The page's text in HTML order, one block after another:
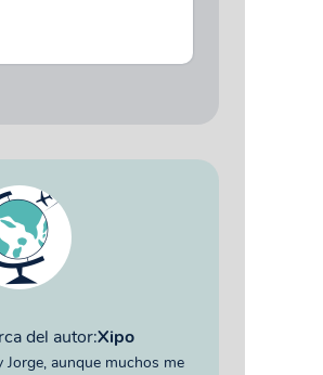
del autor:Xipo
Jorge, aunque muchos me